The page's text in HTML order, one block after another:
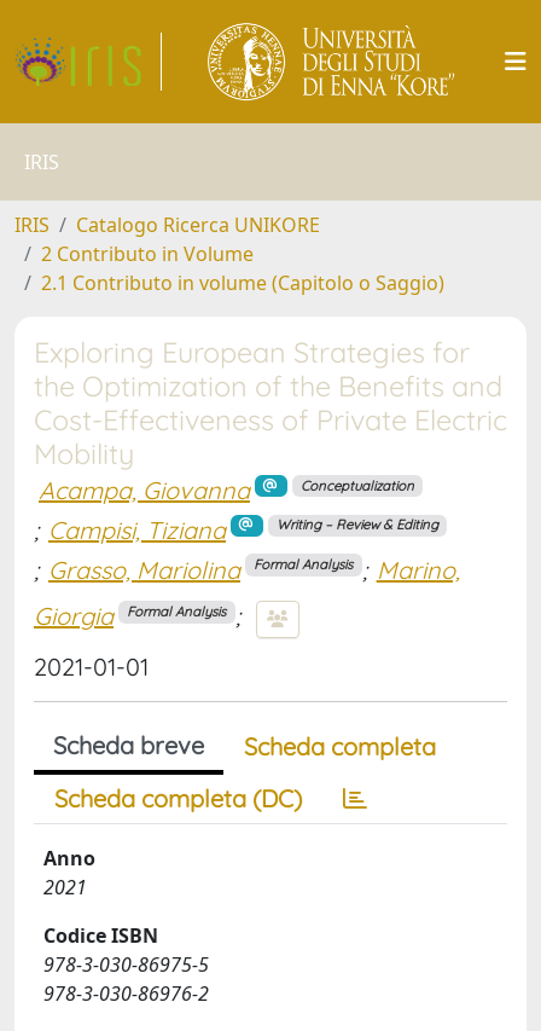
IRIS
IRIS
Catalogo Ricerca UNIKORE
2 Contributo in Volume
2.1 Contributo in volume (Capitolo o Saggio)
Exploring European Strategies for
the Optimization of the Benefits and
Cost-Effectiveness of Private Electric
Mobility
Acampa, Giovanna Conceptualization
; Campisi, Tiziana Writing – Review & Editing
; Grasso, Mariolina Formal Analysis ; Marino,
Giorgia
Formal Analysis ;
2021-01-01
Scheda breve
Scheda completa
Scheda completa (DC)
Anno
2021
Codice ISBN
978-3-030-86975-5
978-3-030-86976-2